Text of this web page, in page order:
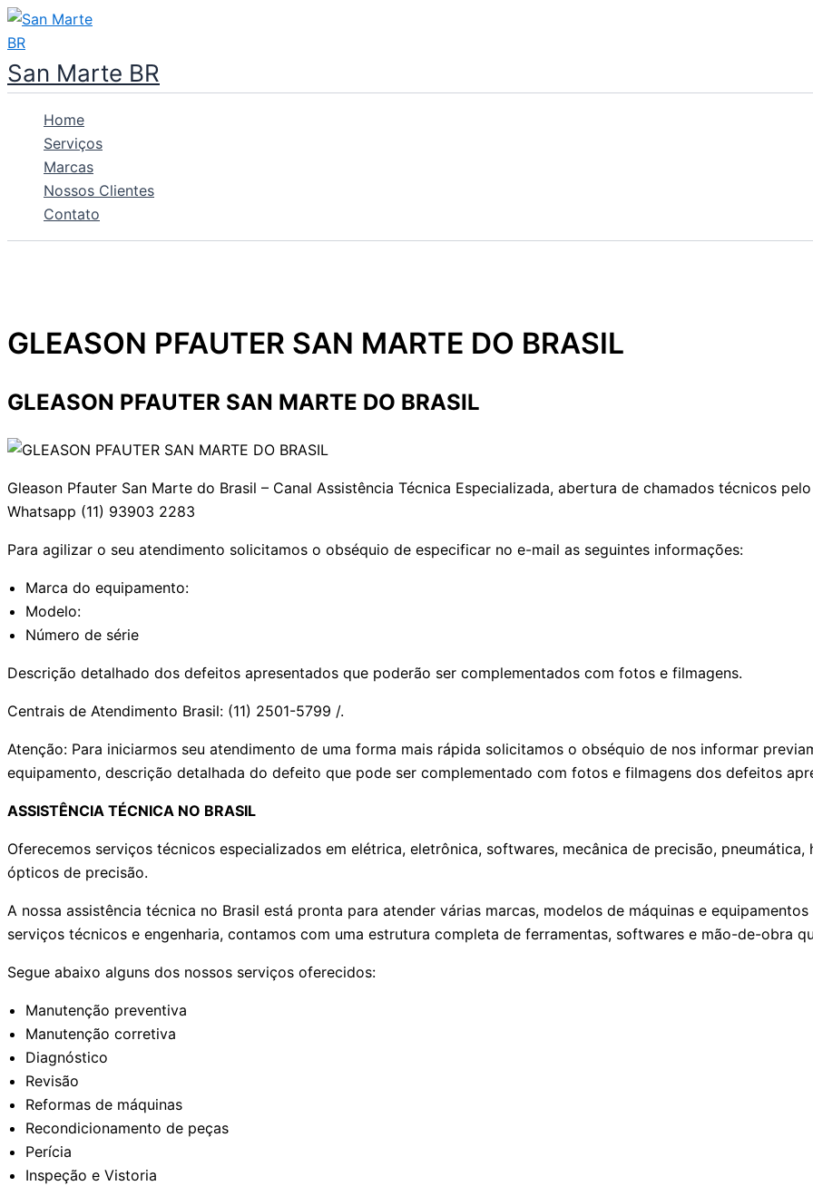
Ir
para
o
conteúdo
San Marte BR
Home
Serviços
Marcas
Nossos Clientes
Contato
GLEASON PFAUTER SAN MARTE DO BRASIL
GLEASON PFAUTER SAN MARTE DO BRASIL
Gleason Pfauter San Marte do Brasil – Canal Assistência Técnica Especializada, abertura de chamados técnicos
Whatsapp (11) 93903 2283
Para agilizar o seu atendimento solicitamos o obséquio de especificar no e-mail as seguintes informações:
Marca do equipamento:
Modelo:
Número de série
Descrição detalhado dos defeitos apresentados que poderão ser complementados com fotos e filmagens.
Centrais de Atendimento Brasil: (11) 2501-5799 /.
Atenção: Para iniciarmos seu atendimento de uma forma mais rápida solicitamos o obséquio de nos informar
equipamento, descrição detalhada do defeito que pode ser complementado com fotos e filmagens dos defeitos
ASSISTÊNCIA TÉCNICA NO BRASIL
Oferecemos serviços técnicos especializados em elétrica, eletrônica, softwares, mecânica de precisão,
ópticos de precisão.
A nossa assistência técnica no Brasil está pronta para atender várias marcas, modelos de máquinas e
serviços técnicos e engenharia, contamos com uma estrutura completa de ferramentas, softwares e mão-de-obra
Segue abaixo alguns dos nossos serviços oferecidos:
Manutenção preventiva
Manutenção corretiva
Diagnóstico
Revisão
Reformas de máquinas
Recondicionamento de peças
Perícia
Inspeção e Vistoria